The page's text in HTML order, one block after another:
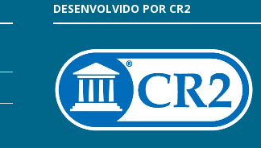
DESENVOLVIDO POR CR2